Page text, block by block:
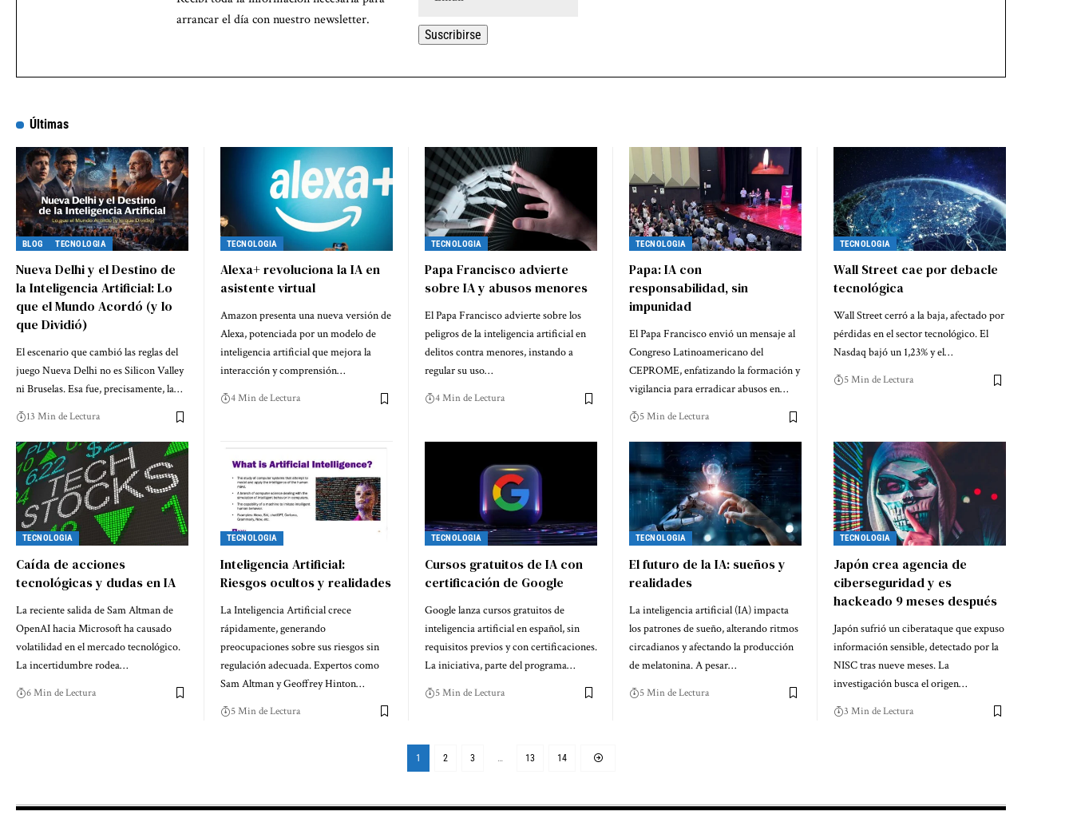
arrancar el día con nuestro newsletter.
Últimas
BLOG TECNOLOGIA
Nueva Delhi y el Destino de
la Inteligencia Artificial: Lo
que el Mundo Acordó (y lo
que Dividió)
El escenario que cambió las reglas del
juego Nueva Delhi no es Silicon Valley
ni Bruselas. Esa fue, precisamente, la…
13 Min de Lectura
TECNOLOGIA
Alexa+ revoluciona la IA en
asistente virtual
Amazon presenta una nueva versión de
Alexa, potenciada por un modelo de
inteligencia artificial que mejora la
interacción y comprensión…
4 Min de Lectura
TECNOLOGIA
Papa Francisco advierte
sobre IA y abusos menores
El Papa Francisco advierte sobre los
peligros de la inteligencia artificial en
delitos contra menores, instando a
regular su uso…
4 Min de Lectura
TECNOLOGIA
Papa: IA con
responsabilidad, sin
impunidad
El Papa Francisco envió un mensaje al
Congreso Latinoamericano del
CEPROME, enfatizando la formación y
vigilancia para erradicar abusos en…
5 Min de Lectura
TECNOLOGIA
Wall Street cae por debacle
tecnológica
Wall Street cerró a la baja, afectado por
pérdidas en el sector tecnológico. El
Nasdaq bajó un 1,23% y el…
5 Min de Lectura
TECNOLOGIA
Caída de acciones
tecnológicas y dudas en IA
La reciente salida de Sam Altman de
OpenAI hacia Microsoft ha causado
volatilidad en el mercado tecnológico.
La incertidumbre rodea…
6 Min de Lectura
TECNOLOGIA
Inteligencia Artificial:
Riesgos ocultos y realidades
La Inteligencia Artificial crece
rápidamente, generando
preocupaciones sobre sus riesgos sin
regulación adecuada. Expertos como
Sam Altman y Geoffrey Hinton…
5 Min de Lectura
TECNOLOGIA
Cursos gratuitos de IA con
certificación de Google
Google lanza cursos gratuitos de
inteligencia artificial en español, sin
requisitos previos y con certificaciones.
La iniciativa, parte del programa…
5 Min de Lectura
TECNOLOGIA
El futuro de la IA: sueños y
realidades
La inteligencia artificial (IA) impacta
los patrones de sueño, alterando ritmos
circadianos y afectando la producción
de melatonina. A pesar…
5 Min de Lectura
TECNOLOGIA
Japón crea agencia de
ciberseguridad y es
hackeado 9 meses después
Japón sufrió un ciberataque que expuso
información sensible, detectado por la
NISC tras nueve meses. La
investigación busca el origen…
3 Min de Lectura
1 2 3 … 13 14